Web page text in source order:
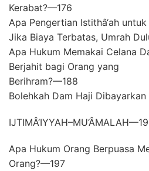
Kerabat?—176
Apa Pengertian Istithâ‘ah
Jika Biaya Terbatas, Umrah
Apa Hukum Memakai Celana
Berjahit bagi Orang yang
Berihram?—188
Bolehkah Dam Haji
Apa Hukum Orang Berpuasa
Orang?—197